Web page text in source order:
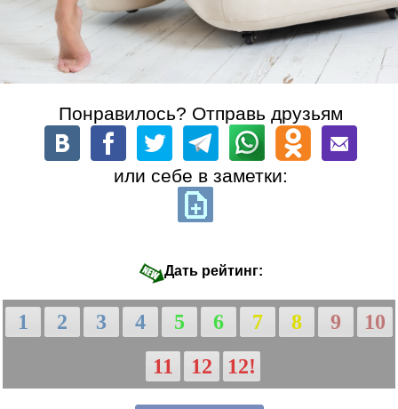
Понравилось? Отправь друзьям
или себе в заметки:
Дать рейтинг:
1 2 3 4 5 6 7 8 9
10
11
12 12!